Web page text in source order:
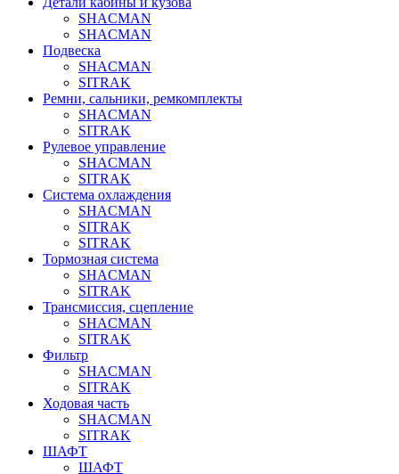
SHACMAN
SHACMAN
Подвеска
SHACMAN
SITRAK
Ремни, сальники, ремкомплекты
SHACMAN
SITRAK
Рулевое управление
SHACMAN
SITRAK
Система охлаждения
SHACMAN
SITRAK
SITRAK
Тормозная система
SHACMAN
SITRAK
Трансмиссия, сцепление
SHACMAN
SITRAK
Фильтр
SHACMAN
SITRAK
Ходовая часть
SHACMAN
SITRAK
ШАФТ
ШАФТ